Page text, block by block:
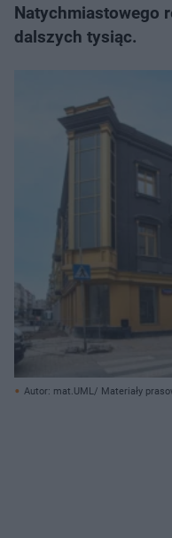
Natychmiastowego
dalszych tysiąc.
Autor: mat.UML/ Materiały